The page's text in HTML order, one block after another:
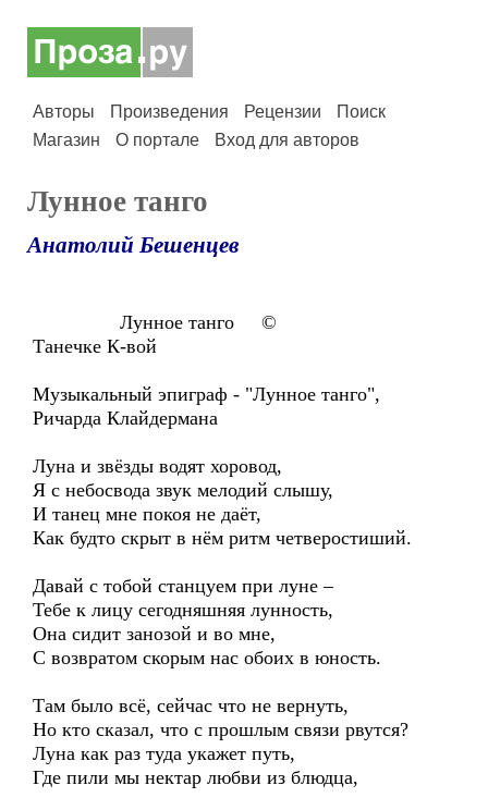
Авторы Произведения Рецензии
Поиск
Магазин
О портале Вход для авторов
Лунное танго
Анатолий Бешенцев
Лунное танго ©
Танечке К-вой
Музыкальный эпиграф - "Лунное танго",
Ричарда Клайдермана
Луна и звёзды водят хоровод,
Я с небосвода звук мелодий слышу,
И танец мне покоя не даёт,
Как будто скрыт в нём ритм четверостиший.
Давай с тобой станцуем при луне –
Тебе к лицу сегодняшняя лунность,
Она сидит занозой и во мне,
С возвратом скорым нас обоих в юность.
Там было всё, сейчас что не вернуть,
Но кто сказал, что с прошлым связи рвутся?
Луна как раз туда укажет путь,
Где пили мы нектар любви из блюдца,